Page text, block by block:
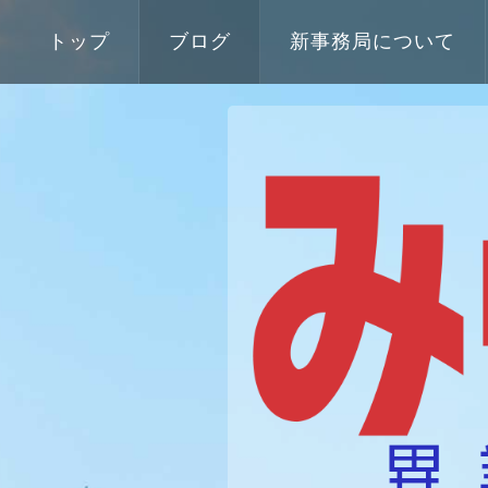
トップ ブログ 新事務局について